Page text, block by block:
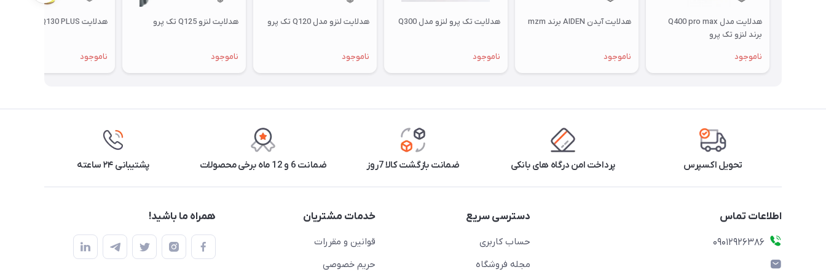
هدلایت مدل Q400 pro max
برند لنزو تک پرو
ناموجود
هدلایت آیدن AIDEN برند mzm
ناموجود
هدلایت تک پرو لنزو مدل Q300
ناموجود
هدلایت لنزو مدل Q120 تک پرو
ناموجود
هدلایت لنزو Q125 تک پرو
ناموجود
هدلایت Q130 PLUS تک پرو لنزو
ناموجود
تحویل اکسپرس پرداخت امن درگاه های بانکی ضمانت بازگشت کالا 7روز ضمانت 6 و 12 ماه برخی محصولات پشتیبانی ۲۴ ساعته
اطلاعات تماس
09012926386
دسترسی سریع
حساب کاربری
مجله فروشگاه
خدمات مشتریان
قوانین و مقررات
حریم خصوصی
همراه ما باشید!